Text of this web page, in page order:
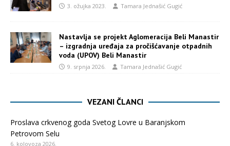
3. ožujka 2023. Tamara Jednašić Gugić
Nastavlja se projekt Aglomeracija Beli Manastir
– izgradnja uređaja za pročišćavanje otpadnih
voda (UPOV) Beli Manastir
9. srpnja 2026. Tamara Jednašić Gugić
VEZANI ČLANCI
Proslava crkvenog goda Svetog Lovre u Baranjskom
Petrovom Selu
6. kolovoza 2026.